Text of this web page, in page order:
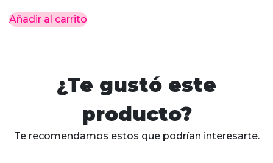
Añadir al carrito
¿Te gustó este
producto?
Te recomendamos estos que podrían interesarte.